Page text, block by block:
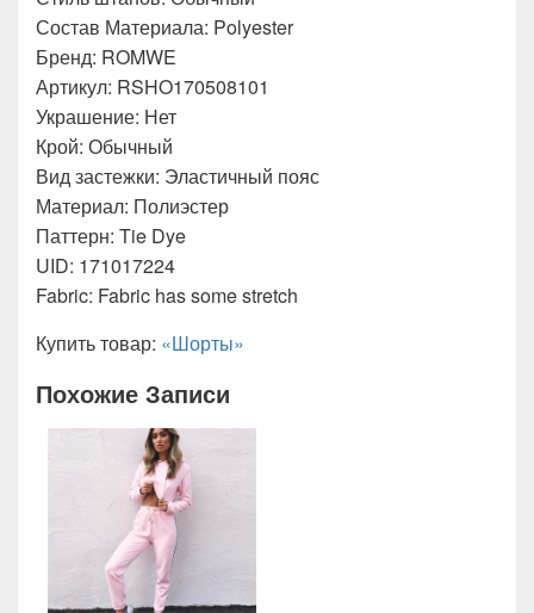
Состав Материала: Polyester
Бренд: ROMWE
Артикул: RSHO170508101
Украшение: Нет
Крой: Обычный
Вид застежки: Эластичный пояс
Материал: Полиэстер
Паттерн: Tie Dye
UID: 171017224
Fabric: Fabric has some stretch
Купить товар: «Шорты»
Похожие Записи